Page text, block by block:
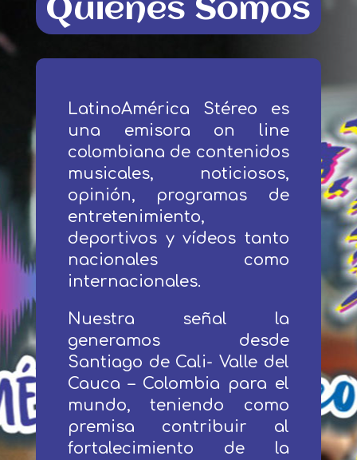
Quiénes Somos
LatinoAmérica Stéreo es
una emisora on line
colombiana de contenidos
musicales, noticiosos,
opinión, programas de
entretenimiento,
deportivos y vídeos tanto
nacionales como
internacionales.
Nuestra señal la
generamos desde
Santiago de Cali- Valle del
Cauca – Colombia para el
mundo, teniendo como
premisa contribuir al
fortalecimiento de la